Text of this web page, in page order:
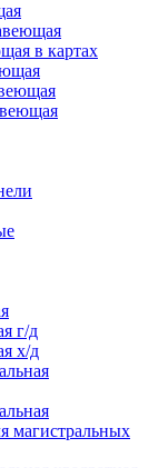
в картах
г/д
х/д
магистральных